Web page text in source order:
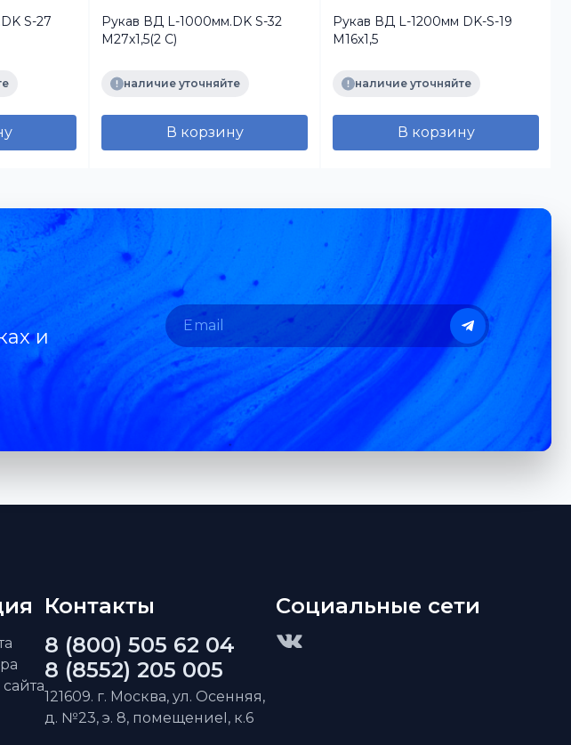
S-27
Рукав ВД L-1000мм.DK S-32
М27х1,5(2 С)
наличие уточняйте
В корзину
Рукав ВД L-1200мм DK-S-19
М16х1,5
наличие уточняйте
В корзину
и
Контакты
8 (800) 505 62 04
8 (8552) 205 005
121609. г. Москва, ул. Осенняя,
д. №23, э. 8, помещениеI, к.6
Социальные сети